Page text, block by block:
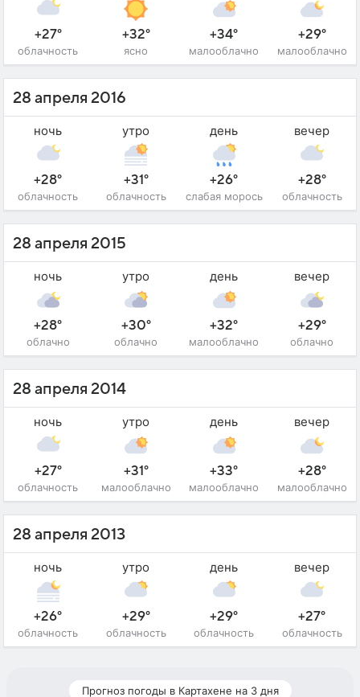
+27°
облачность
+32°
ясно
+34°
малооблачно
+29°
малооблачно
28 апреля 2016
ночь
+28°
облачность
утро
+31°
облачность
день
+26°
слабая морось
вечер
+28°
облачность
28 апреля 2015
ночь
+28°
облачно
утро
+30°
облачно
день
+32°
малооблачно
вечер
+29°
облачно
28 апреля 2014
ночь
+27°
облачность
утро
+31°
малооблачно
день
+33°
малооблачно
вечер
+28°
малооблачно
28 апреля 2013
ночь
+26°
облачность
утро
+29°
облачность
день
+29°
облачность
вечер
+27°
облачность
Прогноз погоды в Картахене на 3 дня